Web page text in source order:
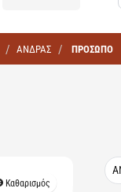
ΑΝΔΡΑΣ ΠΡΟΣΩΠΟ
Καθαρισμός